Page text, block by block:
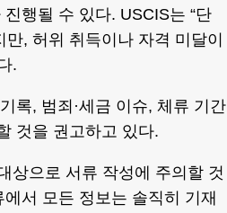
행될 수 있다. USCIS는 “단
, 허위 취득이나 자격 미달이
.
록, 범죄·세금 이슈, 체류 기간
것을 권고하고 있다.
상으로 서류 작성에 주의할 것
서 모든 정보는 솔직히 기재